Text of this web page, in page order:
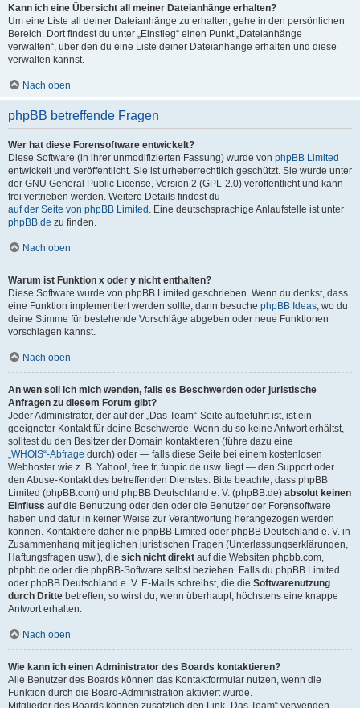
Kann ich eine Übersicht all meiner Dateianhänge erhalten?
Um eine Liste all deiner Dateianhänge zu erhalten, gehe in den persönlichen
Bereich. Dort findest du unter „Einstieg“ einen Punkt „Dateianhänge
verwalten“, über den du eine Liste deiner Dateianhänge erhalten und diese
verwalten kannst.
Nach oben
phpBB betreffende Fragen
Wer hat diese Forensoftware entwickelt?
Diese Software (in ihrer unmodifizierten Fassung) wurde von phpBB Limited
entwickelt und veröffentlicht. Sie ist urheberrechtlich geschützt. Sie wurde unter
der GNU General Public License, Version 2 (GPL-2.0) veröffentlicht und kann
frei vertrieben werden. Weitere Details findest du
auf der Seite von phpBB Limited . Eine deutschsprachige Anlaufstelle ist unter
phpBB.de zu finden.
Nach oben
Warum ist Funktion x oder y nicht enthalten?
Diese Software wurde von phpBB Limited geschrieben. Wenn du denkst, dass
eine Funktion implementiert werden sollte, dann besuche phpBB Ideas, wo du
deine Stimme für bestehende Vorschläge abgeben oder neue Funktionen
vorschlagen kannst.
Nach oben
An wen soll ich mich wenden, falls es Beschwerden oder juristische
Anfragen zu diesem Forum gibt?
Jeder Administrator, der auf der „Das Team“-Seite aufgeführt ist, ist ein
geeigneter Kontakt für deine Beschwerde. Wenn du so keine Antwort erhältst,
solltest du den Besitzer der Domain kontaktieren (führe dazu eine
„WHOIS“-Abfrage durch) oder — falls diese Seite bei einem kostenlosen
Webhoster wie z. B. Yahoo!, free.fr, funpic.de usw. liegt — den Support oder
den Abuse-Kontakt des betreffenden Dienstes. Bitte beachte, dass phpBB
Limited (phpBB.com) und phpBB Deutschland e. V. (phpBB.de) absolut keinen
Einfluss auf die Benutzung oder den oder die Benutzer der Forensoftware
haben und dafür in keiner Weise zur Verantwortung herangezogen werden
können. Kontaktiere daher nie phpBB Limited oder phpBB Deutschland e. V. in
Zusammenhang mit jeglichen juristischen Fragen (Unterlassungserklärungen,
Haftungsfragen usw.), die sich nicht direkt auf die Websiten phpbb.com,
phpbb.de oder die phpBB-Software selbst beziehen. Falls du phpBB Limited
oder phpBB Deutschland e. V. E-Mails schreibst, die die Softwarenutzung
durch Dritte betreffen, so wirst du, wenn überhaupt, höchstens eine knappe
Antwort erhalten.
Nach oben
Wie kann ich einen Administrator des Boards kontaktieren?
Alle Benutzer des Boards können das Kontaktformular nutzen, wenn die
Funktion durch die Board-Administration aktiviert wurde.
Mitglieder des Boards können zusätzlich den Link „Das Team“ verwenden.